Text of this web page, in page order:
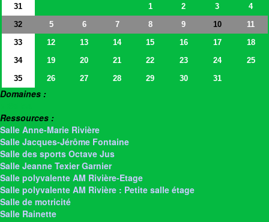
31
1 2 3
4
32
5 6 7 8 9 10
11
33
12 13 14 15 16 17
18
34
19 20 21 22 23 24
25
35
26 27 28 29 30 31
Domaines :
Ressources :
Salle Anne-Marie Rivière
Salle Jacques-Jérôme Fontaine
Salle des sports Octave Jus
Salle Jeanne Texier Garnier
Salle polyvalente AM Rivière-Etage
Salle polyvalente AM Rivière : Petite salle étage
Salle de motricité
Salle Rainette